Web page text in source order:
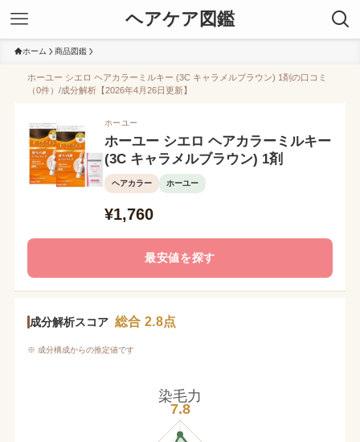
ヘアケア図鑑
ホーム 商品図鑑
ホーユー シエロ ヘアカラーミルキー (3C キャラメルブラウン) 1剤の口コミ
（0件）/成分解析【2026年4月26日更新】
ホーユー
ホーユー シエロ ヘアカラーミルキー
(3C キャラメルブラウン) 1剤
ヘアカラー ホーユー
¥1,760
最安値を探す
成分解析スコア 総合 2.8点
※ 成分構成からの推定値です
染毛力
7.8